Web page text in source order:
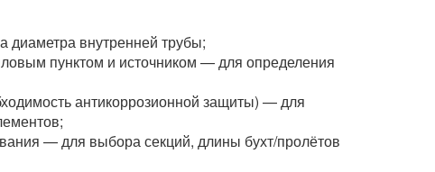
диаметра внутренней трубы;
пунктом и источником — для определения
антикоррозионной защиты) — для
— для выбора секций, длины бухт/пролётов